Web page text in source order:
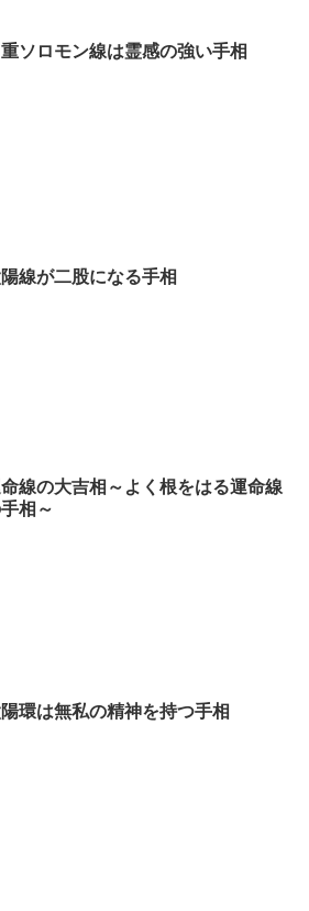
重ソロモン線は霊感の強い手相
線が二股になる手相
線の大吉相～よく根をはる運命線
相～
環は無私の精神を持つ手相